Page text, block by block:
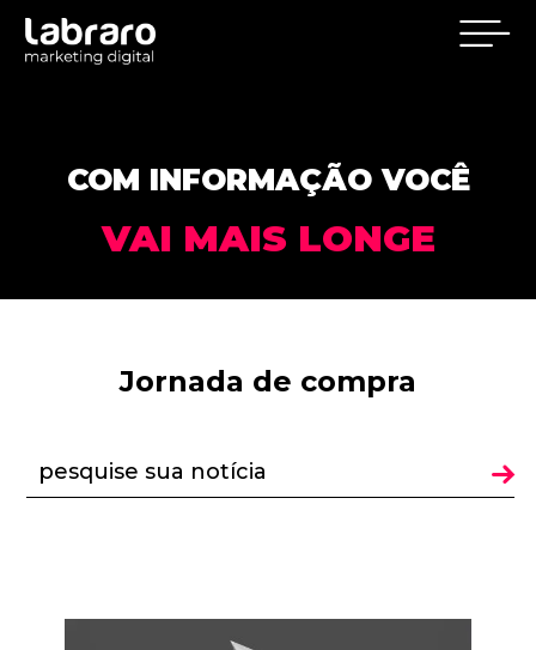
COM INFORMAÇÃO VOCÊ
VAI MAIS LONGE
Jornada de compra
pesquise sua notícia